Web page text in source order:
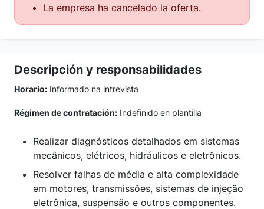
La empresa ha cancelado la oferta.
Descripción y responsabilidades
Horario: Informado na intrevista
Régimen de contratación: Indefinido en plantilla
Realizar diagnósticos detalhados em sistemas
mecânicos, elétricos, hidráulicos e eletrônicos.
Resolver falhas de média e alta complexidade
em motores, transmissões, sistemas de injeção
eletrônica, suspensão e outros componentes.